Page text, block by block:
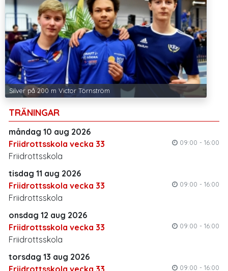
TRÄNINGAR
måndag 10 aug 2026
Friidrottsskola vecka 33
09:00 - 16:00
Friidrottsskola
tisdag 11 aug 2026
Friidrottsskola vecka 33
09:00 - 16:00
Friidrottsskola
onsdag 12 aug 2026
Friidrottsskola vecka 33
09:00 - 16:00
Friidrottsskola
torsdag 13 aug 2026
Friidrottsskola vecka 33
09:00 - 16:00
Silver på 200 m Victor Törnström